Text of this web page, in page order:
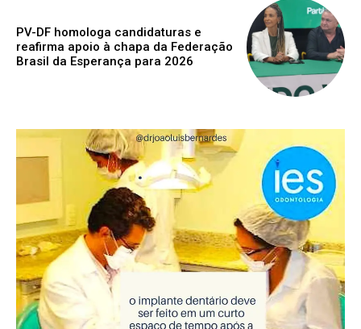
PV-DF homologa candidaturas e
reafirma apoio à chapa da Federação
Brasil da Esperança para 2026